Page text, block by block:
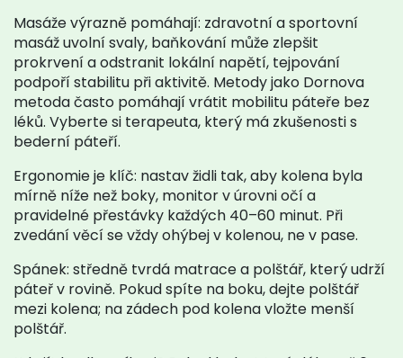
Masáže výrazně pomáhají: zdravotní a sportovní
masáž uvolní svaly, baňkování může zlepšit
prokrvení a odstranit lokální napětí, tejpování
podpoří stabilitu při aktivitě. Metody jako Dornova
metoda často pomáhají vrátit mobilitu páteře bez
léků. Vyberte si terapeuta, který má zkušenosti s
bederní páteří.
Ergonomie je klíč: nastav židli tak, aby kolena byla
mírně níže než boky, monitor v úrovni očí a
pravidelné přestávky každých 40–60 minut. Při
zvedání věcí se vždy ohýbej v kolenou, ne v pase.
Spánek: středně tvrdá matrace a polštář, který udrží
páteř v rovině. Pokud spíte na boku, dejte polštář
mezi kolena; na zádech pod kolena vložte menší
polštář.